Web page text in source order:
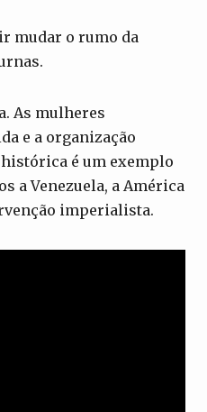
mudar o rumo da
As mulheres
e a organização
é um exemplo
a Venezuela, a América
imperialista.